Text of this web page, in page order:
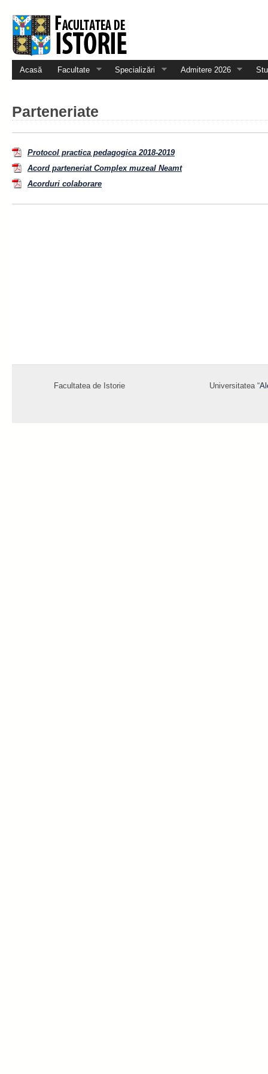
Acasă Facultate Specializări Admitere 2026
Parteneriate
Protocol practica pedagogica 2018-2019
Acord parteneriat Complex muzeal Neamt
Acorduri colaborare
Facultatea de Istorie Universitatea “